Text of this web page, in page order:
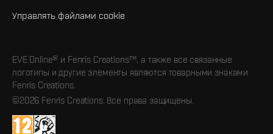
Управлять файлами cookie
EVE Online® и Fenris Creations™, а также все связанные
логотипы и другие элементы являются товарными знаками
Fenris Creations.
©2026 Fenris Creations. Все права защищены.